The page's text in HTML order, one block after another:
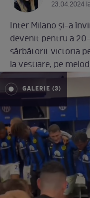
23.04.2024
Inter Milano și-a
devenit pentru a
sărbătorit victoria
la vestiare, pe
GALERIE (3)